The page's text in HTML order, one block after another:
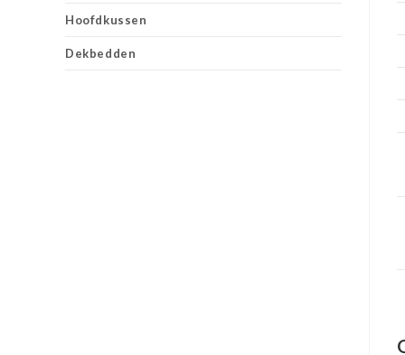
Hoofdkussen
Dekbedden